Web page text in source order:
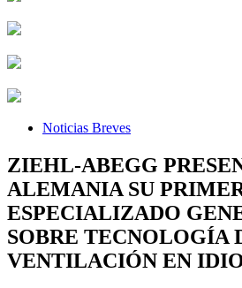
Noticias Breves
ZIEHL-ABEGG
ALEMANIA SU
ESPECIALIZADO
SOBRE TECNOLOGÍA
VENTILACIÓN EN